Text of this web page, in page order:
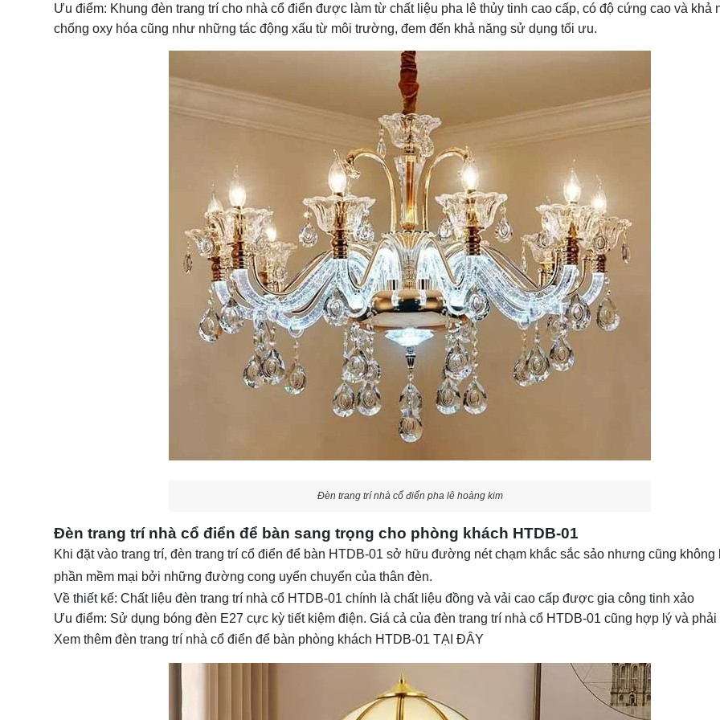
Ưu điểm: Khung đèn trang trí cho nhà cổ điển được làm từ chất liệu pha lê thủy tinh cao cấp, có độ cứng cao và khả
chống oxy hóa cũng như những tác động xấu từ môi trường, đem đến khả năng sử dụng tối ưu.
Đèn trang trí nhà cổ điển pha lê hoàng kim
Đèn trang trí nhà cổ điển để bàn sang trọng cho phòng khách HTDB-01
Khi đặt vào trang trí, đèn trang trí cổ điển để bàn HTDB-01 sở hữu đường nét chạm khắc sắc sảo nhưng cũng không
phần mềm mại bởi những đường cong uyển chuyển của thân đèn.
Về thiết kế: Chất liệu đèn trang trí nhà cổ HTDB-01 chính là chất liệu đồng và vải cao cấp được gia công tinh xảo
Ưu điểm: Sử dụng bóng đèn E27 cực kỳ tiết kiệm điện. Giá cả của đèn trang trí nhà cổ HTDB-01 cũng hợp lý và phải
Xem thêm đèn trang trí nhà cổ điển để bàn phòng khách HTDB-01 TẠI ĐÂY